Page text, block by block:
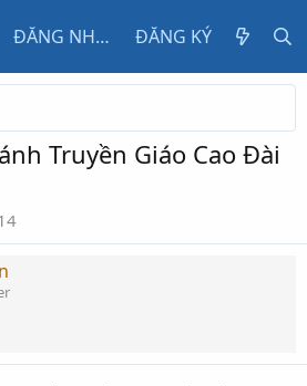
ĐĂNG NHẬP ĐĂNG KÝ
Truyền Giáo Cao Đài